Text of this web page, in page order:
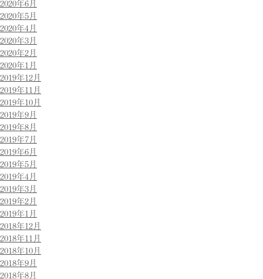
2020年6月
2020年5月
2020年4月
2020年3月
2020年2月
2020年1月
2019年12月
2019年11月
2019年10月
2019年9月
2019年8月
2019年7月
2019年6月
2019年5月
2019年4月
2019年3月
2019年2月
2019年1月
2018年12月
2018年11月
2018年10月
2018年9月
2018年8月